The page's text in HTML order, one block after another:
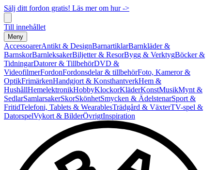
Sälj ditt fordon gratis! Läs mer om hur ->
Till innehållet
Meny
AccessoarerAntikt & DesignBarnartiklarBarnkläder &
BarnskorBarnleksakerBiljetter & ResorBygg & VerktygBöcker &
TidningarDatorer & TillbehörDVD &
VideofilmerFordonFordonsdelar & tillbehörFoto, Kameror &
OptikFrimärkenHandgjort & KonsthantverkHem &
HushållHemelektronikHobbyKlockorKläderKonstMusikMynt &
SedlarSamlarsakerSkorSkönhetSmycken & ÄdelstenarSport &
FritidTelefoni, Tablets & WearablesTrädgård & VäxterTV-spel &
DatorspelVykort & BilderÖvrigtInspiration